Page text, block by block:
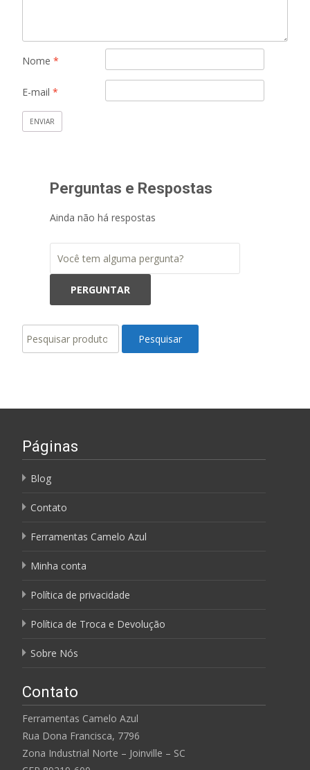
Nome *
E-mail *
Perguntas e Respostas
Ainda não há respostas
por:
Pesquisar
Páginas
Blog
Contato
Ferramentas Camelo Azul
Minha conta
Política de privacidade
Política de Troca e Devolução
Sobre Nós
Contato
Ferramentas Camelo Azul
Rua Dona Francisca, 7796
Zona Industrial Norte – Joinville – SC